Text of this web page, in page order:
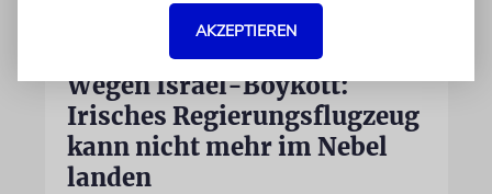
Wegen Israel-Boykott:
Irisches Regierungsflugzeug
kann nicht mehr im Nebel
landen
AKZEPTIEREN